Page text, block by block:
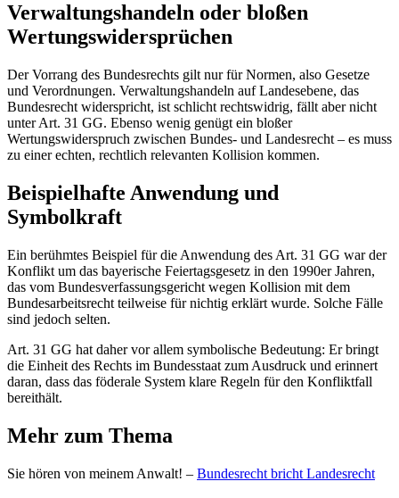
Verwaltungshandeln oder bloßen
Wertungswidersprüchen
Der Vorrang des Bundesrechts gilt nur für Normen, also Gesetze
und Verordnungen. Verwaltungshandeln auf Landesebene, das
Bundesrecht widerspricht, ist schlicht rechtswidrig, fällt aber nicht
unter Art. 31 GG. Ebenso wenig genügt ein bloßer
Wertungswiderspruch zwischen Bundes- und Landesrecht – es muss
zu einer echten, rechtlich relevanten Kollision kommen.
Beispielhafte Anwendung und
Symbolkraft
Ein berühmtes Beispiel für die Anwendung des Art. 31 GG war der
Konflikt um das bayerische Feiertagsgesetz in den 1990er Jahren,
das vom Bundesverfassungsgericht wegen Kollision mit dem
Bundesarbeitsrecht teilweise für nichtig erklärt wurde. Solche Fälle
sind jedoch selten.
Art. 31 GG hat daher vor allem symbolische Bedeutung: Er bringt
die Einheit des Rechts im Bundesstaat zum Ausdruck und erinnert
daran, dass das föderale System klare Regeln für den Konfliktfall
bereithält.
Mehr zum Thema
Sie hören von meinem Anwalt! – Bundesrecht bricht Landesrecht